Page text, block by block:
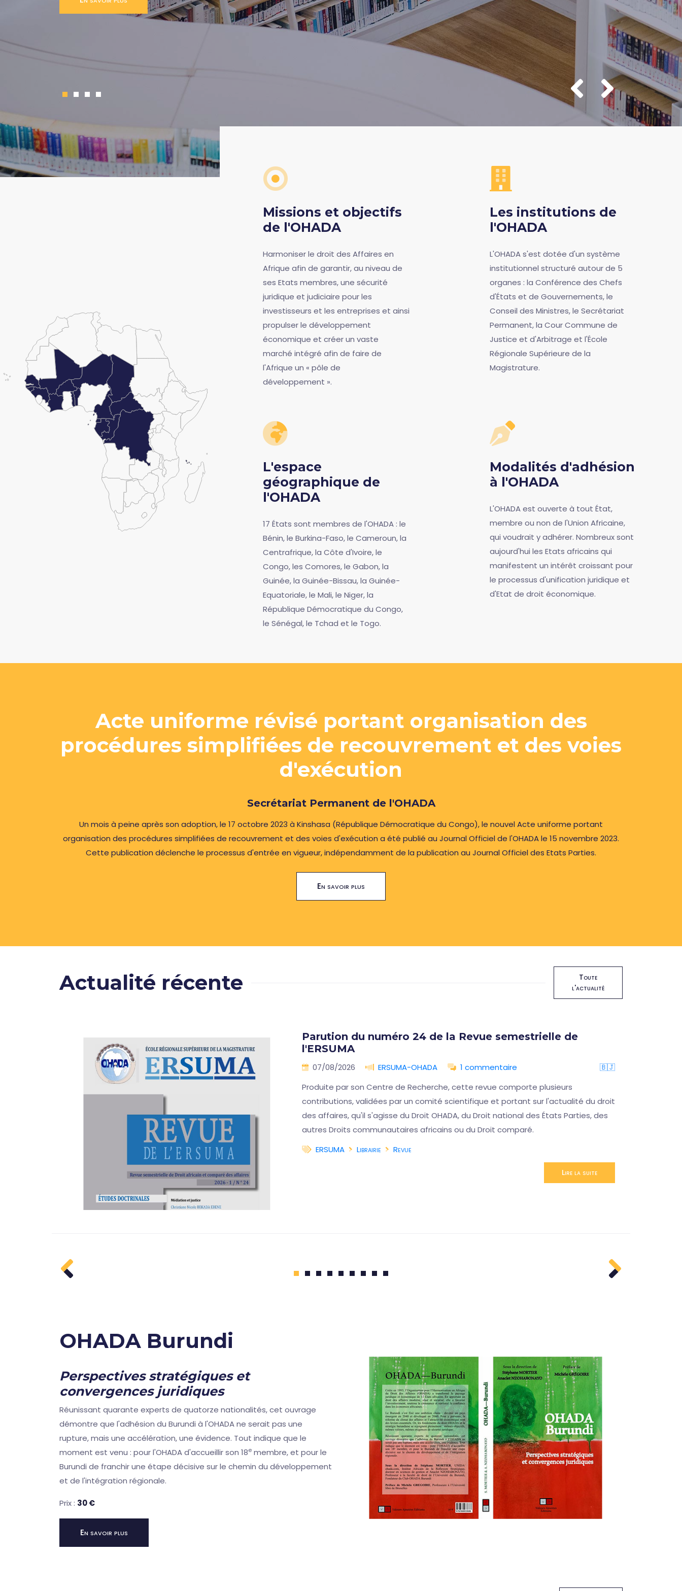
En savoir plus
1 2 3 4
Missions et objectifs
de l'OHADA
Harmoniser le droit des Affaires en
Afrique afin de garantir, au niveau de
ses Etats membres, une sécurité
juridique et judiciaire pour les
investisseurs et les entreprises et ainsi
propulser le développement
économique et créer un vaste
marché intégré afin de faire de
l'Afrique un « pôle de
développement ».
Les institutions de
l'OHADA
L'OHADA s'est dotée d'un système
institutionnel structuré autour de 5
organes : la Conférence des Chefs
d'États et de Gouvernements, le
Conseil des Ministres, le Secrétariat
Permanent, la Cour Commune de
Justice et d'Arbitrage et l'École
Régionale Supérieure de la
Magistrature.
L'espace
géographique de
l'OHADA
17 États sont membres de l'OHADA : le
Bénin, le Burkina-Faso, le Cameroun, la
Centrafrique, la Côte d'Ivoire, le
Congo, les Comores, le Gabon, la
Guinée, la Guinée-Bissau, la Guinée-
Equatoriale, le Mali, le Niger, la
République Démocratique du Congo,
le Sénégal, le Tchad et le Togo.
Modalités d'adhésion
à l'OHADA
L'OHADA est ouverte à tout État,
membre ou non de l'Union Africaine,
qui voudrait y adhérer. Nombreux sont
aujourd'hui les Etats africains qui
manifestent un intérêt croissant pour
le processus d'unification juridique et
d'Etat de droit économique.
Acte uniforme révisé portant organisation des
procédures simplifiées de recouvrement et des voies
d'exécution
Secrétariat Permanent de l'OHADA
Un mois à peine après son adoption, le 17 octobre 2023 à Kinshasa (République Démocratique du Congo), le nouvel Acte uniforme portant
organisation des procédures simplifiées de recouvrement et des voies d'exécution a été publié au Journal Officiel de l'OHADA le 15 novembre 2023.
Cette publication déclenche le processus d'entrée en vigueur, indépendamment de la publication au Journal Officiel des Etats Parties.
En savoir plus
Actualité récente
Toute
l'actualité
Parution du numéro 24 de la Revue semestrielle de
l'ERSUMA
07/08/2026 ERSUMA-OHADA 1 commentaire
🇧🇯
Produite par son Centre de Recherche, cette revue comporte plusieurs
contributions, validées par un comité scientifique et portant sur l'actualité du droit
des affaires, qu'il s'agisse du Droit OHADA, du Droit national des États Parties, des
autres Droits communautaires africains ou du Droit comparé.
ERSUMA
Librairie Revue
Lire la suite
1 2 3 4 5 6 7 8 9
OHADA Burundi
Perspectives stratégiques et
convergences juridiques
Réunissant quarante experts de quatorze nationalités, cet ouvrage
démontre que l'adhésion du Burundi à l'OHADA ne serait pas une
rupture, mais une accélération, une évidence. Tout indique que le
moment est venu : pour l'OHADA d'accueillir son 18e membre, et pour le
Burundi de franchir une étape décisive sur le chemin du développement
et de l'intégration régionale.
Prix : 30 €
En savoir plus